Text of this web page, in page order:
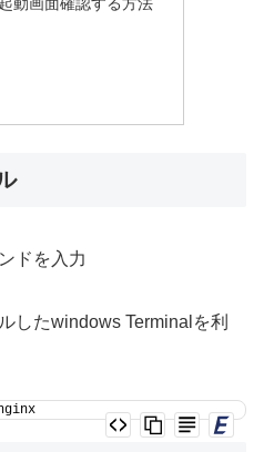
ドを入力
したwindows Terminalを利